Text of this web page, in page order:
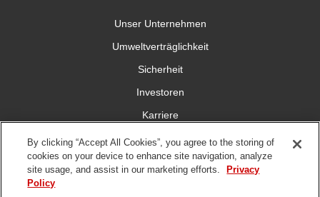
Unser Unternehmen
Umweltverträglichkeit
Sicherheit
Investoren
Karriere
Verbinden Sie sich mit uns
By clicking “Accept All Cookies”, you agree to the storing of
cookies on your device to enhance site navigation, analyze
site usage, and assist in our marketing efforts.
Privacy
Policy